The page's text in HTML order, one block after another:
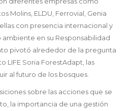
Molins, ELDU, Ferrovial, Genia
con presencia internacional y
en su Responsabilidad
pivotó alrededor de la pregunta
LIFE Soria ForestAdapt, las
al futuro de los bosques.
sobre las acciones que se
la importancia de una gestión